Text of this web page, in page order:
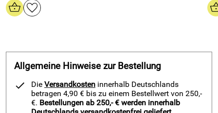
kann zum Kleben und Dichten verwendet werden
lebendmittelunbedenklich:
MS Polymer Klebstoff wird in Industrie und Handwerk
häufig verwendet. Enorm vielseitig und an sehr vielen
Materialien verwendbar finden wir den Klebe- und Dichtstoff
z. B. in Yacht und Bootsbau. Seine Verträglichkeit für viele
Kunststoffe und Metall, sowie Holz macht ihn im Bootsbau
Allgemeine Hinweise zur Bestellung
Die Versandkosten innerhalb Deutschlands
betragen 4,90 € bis zu einem Bestellwert von 250,-
€. Bestellungen ab 250,- € werden innerhalb